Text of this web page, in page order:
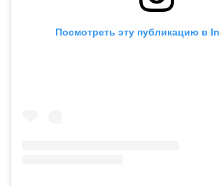
Посмотреть эту публикацию в